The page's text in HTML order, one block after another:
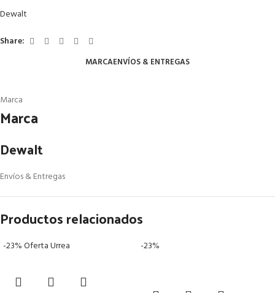
Dewalt
Share:
MARCAENVÍOS & ENTREGAS
Marca
Marca
Dewalt
Envíos & Entregas
Productos relacionados
-23%OfertaUrrea -23%